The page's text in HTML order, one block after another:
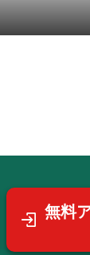
無料